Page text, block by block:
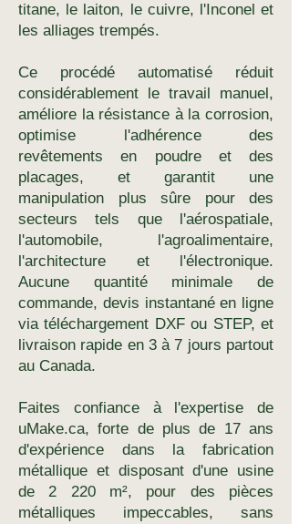
titane, le laiton, le cuivre, l'Inconel et
les alliages trempés.
Ce procédé automatisé réduit
considérablement le travail manuel,
améliore la résistance à la corrosion,
optimise l'adhérence des
revêtements en poudre et des
placages, et garantit une
manipulation plus sûre pour des
secteurs tels que l'aérospatiale,
l'automobile, l'agroalimentaire,
l'architecture et l'électronique.
Aucune quantité minimale de
commande, devis instantané en ligne
via téléchargement DXF ou STEP, et
livraison rapide en 3 à 7 jours partout
au Canada.
Faites confiance à l'expertise de
uMake.ca, forte de plus de 17 ans
d'expérience dans la fabrication
métallique et disposant d'une usine
de 2 220 m², pour des pièces
métalliques impeccables, sans